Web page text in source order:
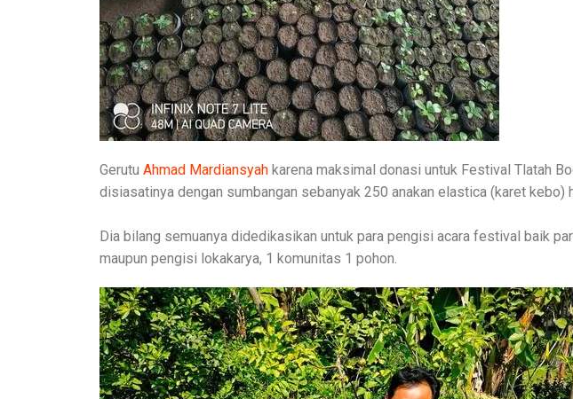
Gerutu Ahmad Mardiansyah karena maksimal donasi untuk Festival Tlatah
disiasatinya dengan sumbangan sebanyak 250 anakan elastica (karet kebo)
Dia bilang semuanya didedikasikan untuk para pengisi acara festival baik
maupun pengisi lokakarya, 1 komunitas 1 pohon.